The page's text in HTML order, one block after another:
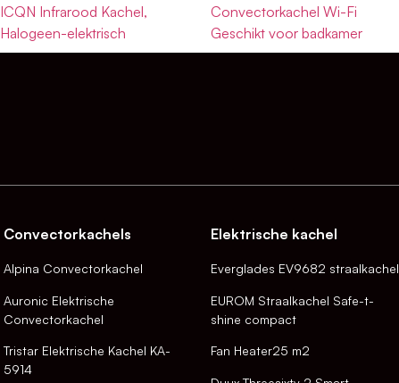
ICQN Infrarood Kachel,
Halogeen-elektrisch
Convectorkachel Wi-Fi
Geschikt voor badkamer
Convectorkachels
Alpina Convectorkachel
Auronic Elektrische
Convectorkachel
Tristar Elektrische Kachel KA-
5914
Elektrische kachel
Everglades EV9682 straalkachel
EUROM Straalkachel Safe-t-
shine compact
Fan Heater25 m2